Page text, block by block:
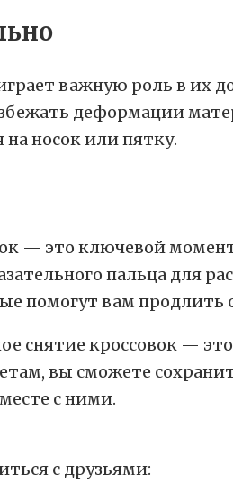
важную роль в их
деформации
носок или пятку.
— это ключевой
пальца для
помогут вам продлить
снятие кроссовок —
вы сможете
с ними.
с друзьями: